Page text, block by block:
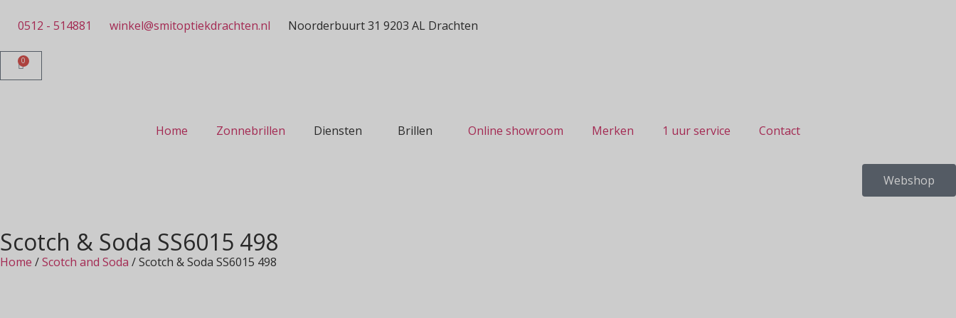
0512 - 514881 winkel@smitoptiekdrachten.nl Noorderbuurt 31 9203 AL Drachten
0
Home Zonnebrillen Diensten Brillen Online showroom Merken 1 uur service Contact
Webshop
Scotch & Soda SS6015 498
Home /Scotch and Soda / Scotch & Soda SS6015 498